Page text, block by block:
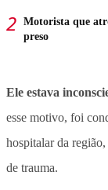
Motorista que
preso
Ele estava
esse motivo, foi
hospitalar da
de trauma.